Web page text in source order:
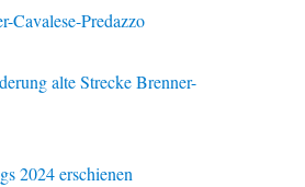
Cavalese-Predazzo
alte Strecke Brenner-
2024 erschienen